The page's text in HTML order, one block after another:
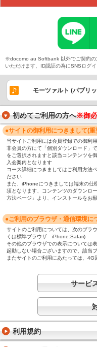
※docomo au Softbank 以外でご契約の
いただけます、ID認証の為にSNSログ
モーツァルト (パブリ
初めてご利用の方へ※御
●サイトの御利用につきまして(重
当サイトご利用には会員登録での御利
非会員の方にて「個別ダウンロード」
をご選択されますと該当コンテンツを
入会案内となります
コース詳細につきましてはご利用方法
ださい
また、iPhoneにつきましては端末の仕
須となります、コンテンツのダウンロ
方法ページ」より、インストールをお
●ご利用のブラウザ・通信環境に
サイトのご利用については、次のブラ
くは標準ブラウザ iPhone:Safari)
その他のブラウザでの表示については
起動しない場合ございますので、該当
またサイトのご利用にあたっては、
サービ
利用規約